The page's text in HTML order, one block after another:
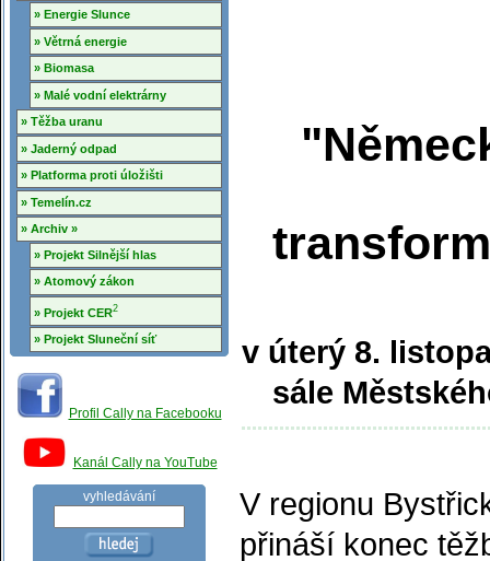
» Energie Slunce
» Větrná energie
» Biomasa
» Malé vodní elektrárny
» Těžba uranu
» Jaderný odpad
» Platforma proti úložišti
» Temelín.cz
» Archiv »
» Projekt Silnější hlas
» Atomový zákon
» Projekt CER2
» Projekt Sluneční síť
Profil Cally na Facebooku
Kanál Cally na YouTube
vyhledávání
v úterý 8.
sále
V regionu
přináší konec